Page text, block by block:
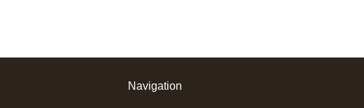
Navigation